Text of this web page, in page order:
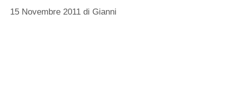
15 Novembre 2011 di Gianni